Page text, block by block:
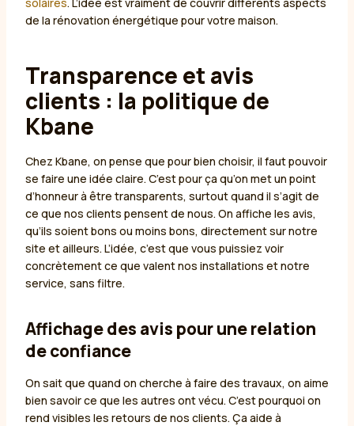
de la rénovation énergétique pour votre maison.
Transparence et avis
clients : la politique de
Kbane
Chez Kbane, on pense que pour bien choisir, il faut pouvoir
se faire une idée claire. C’est pour ça qu’on met un point
d’honneur à être transparents, surtout quand il s’agit de
ce que nos clients pensent de nous. On affiche les avis,
qu’ils soient bons ou moins bons, directement sur notre
site et ailleurs. L’idée, c’est que vous puissiez voir
concrètement ce que valent nos installations et notre
service, sans filtre.
Affichage des avis pour une relation
de confiance
On sait que quand on cherche à faire des travaux, on aime
bien savoir ce que les autres ont vécu. C’est pourquoi on
rend visibles les retours de nos clients. Ça aide à